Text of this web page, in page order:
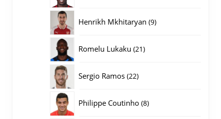
Henrikh Mkhitaryan 99
Romelu Lukaku 2121
Sergio Ramos 2222
Philippe Coutinho 88